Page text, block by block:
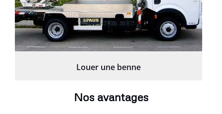
Louer une benne
Nos avantages